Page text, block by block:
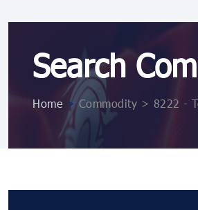
Search
Home >Commodity > 8222 -